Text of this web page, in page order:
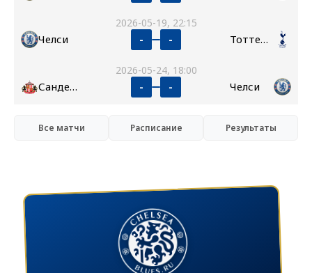
2026-05-19, 22:15
Челси - - Тоттенхэм
2026-05-24, 18:00
Сандерленд - - Челси
Все матчи Расписание Результаты